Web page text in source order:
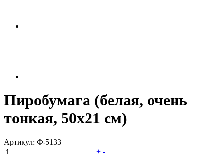
Пиробумага (белая, очень
тонкая, 50х21 см)
Артикул: Ф-5133
+ -